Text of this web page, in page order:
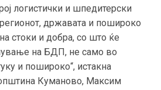
логистички и шпедитерски
државата и пошироко
стоки и добра, со што ќе
на БДП, не само во
и пошироко“, истакна
Куманово, Максим